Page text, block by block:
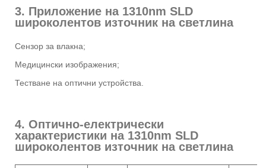
3. Приложение на 1310nm SLD
широколентов източник на светлина
Сензор за влакна;
Медицински изображения;
Тестване на оптични устройства.
4. Оптично-електрически
характеристики на 1310nm SLD
широколентов източник на светлина